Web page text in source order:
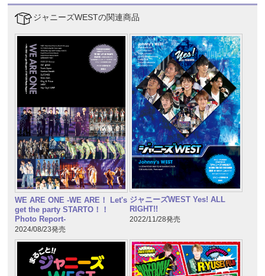
ジャニーズWESTの関連商品
WE ARE ONE -WE ARE！ Let's
get the party STARTO！！
Photo Report-
2024/08/23発売
ジャニーズWEST Yes! ALL
RIGHT!!
2022/11/28発売